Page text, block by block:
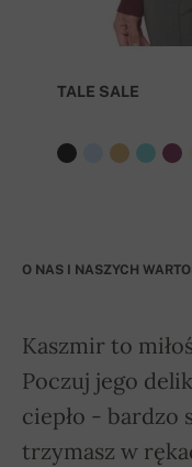
TALE SALE
O NAS I NASZYCH
Kaszmir to
Poczuj jego
ciepło - bardzo
trzymasz w